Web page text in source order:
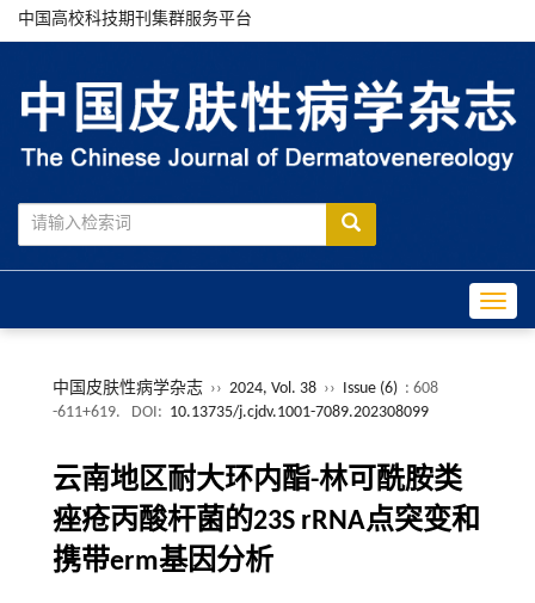
中国高校科技期刊集群服务平台
中国皮肤性病学杂志 ›› 2024, Vol. 38 ›› Issue (6) : 608
-611+619.
DOI: 10.13735/j.cjdv.1001-7089.202308099
云南地区耐大环内酯-林可酰胺类
痤疮丙酸杆菌的23S rRNA点突变和
携带erm基因分析